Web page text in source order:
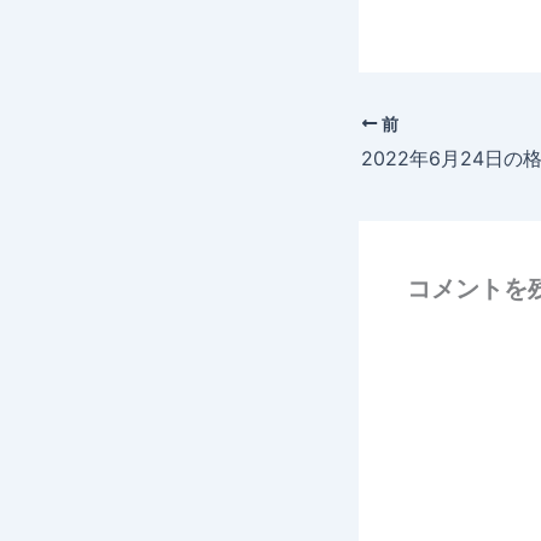
前
2022年6月24日の
コメントを